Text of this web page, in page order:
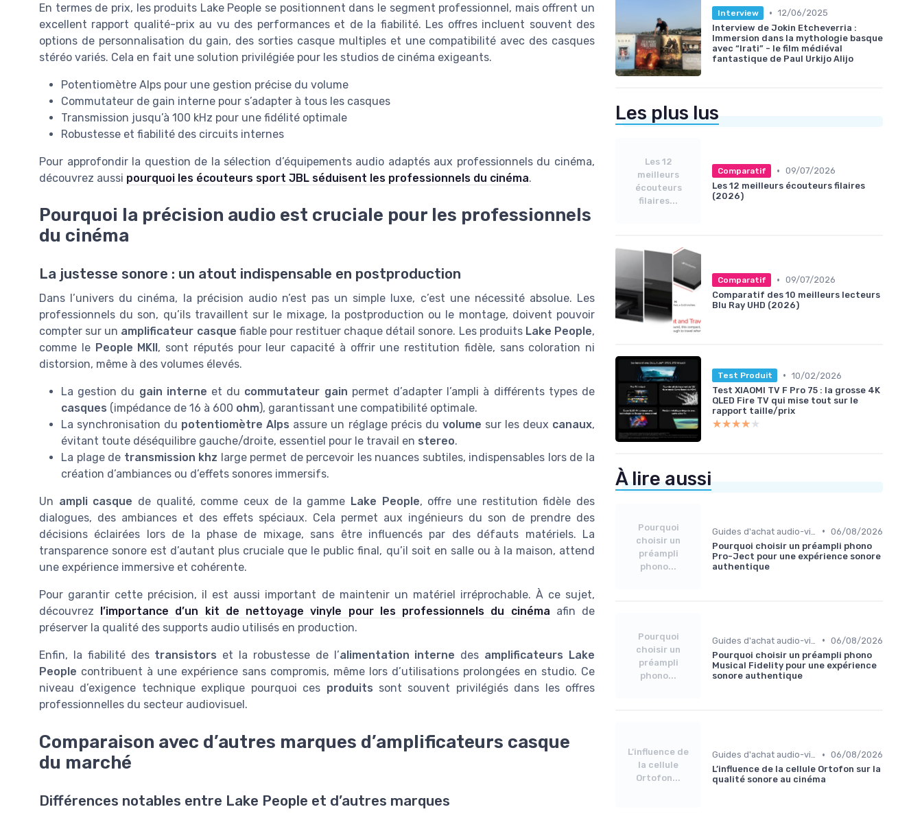
En termes de prix, les produits Lake People se positionnent dans le segment professionnel, mais offrent un
excellent rapport qualité-prix au vu des performances et de la fiabilité. Les offres incluent souvent des
options de personnalisation du gain, des sorties casque multiples et une compatibilité avec des casques
stéréo variés. Cela en fait une solution privilégiée pour les studios de cinéma exigeants.
Potentiomètre Alps pour une gestion précise du volume
Commutateur de gain interne pour s’adapter à tous les casques
Transmission jusqu’à 100 kHz pour une fidélité optimale
Robustesse et fiabilité des circuits internes
Pour approfondir la question de la sélection d’équipements audio adaptés aux professionnels du cinéma,
découvrez aussi pourquoi les écouteurs sport JBL séduisent les professionnels du cinéma.
Pourquoi la précision audio est cruciale pour les professionnels
du cinéma
La justesse sonore : un atout indispensable en postproduction
Dans l’univers du cinéma, la précision audio n’est pas un simple luxe, c’est une nécessité absolue. Les
professionnels du son, qu’ils travaillent sur le mixage, la postproduction ou le montage, doivent pouvoir
compter sur un amplificateur casque fiable pour restituer chaque détail sonore. Les produits Lake People,
comme le People MKII , sont réputés pour leur capacité à offrir une restitution fidèle, sans coloration ni
distorsion, même à des volumes élevés.
La gestion du gain interne et du commutateur gain permet d’adapter l’ampli à différents types de
casques (impédance de 16 à 600 ohm), garantissant une compatibilité optimale.
La synchronisation du potentiomètre Alps assure un réglage précis du volume sur les deux canaux,
évitant toute déséquilibre gauche/droite, essentiel pour le travail en stereo.
La plage de transmission khz large permet de percevoir les nuances subtiles, indispensables lors de la
création d’ambiances ou d’effets sonores immersifs.
Un ampli casque de qualité, comme ceux de la gamme Lake People, offre une restitution fidèle des
dialogues, des ambiances et des effets spéciaux. Cela permet aux ingénieurs du son de prendre des
décisions éclairées lors de la phase de mixage, sans être influencés par des défauts matériels. La
transparence sonore est d’autant plus cruciale que le public final, qu’il soit en salle ou à la maison, attend
une expérience immersive et cohérente.
Pour garantir cette précision, il est aussi important de maintenir un matériel irréprochable. À ce sujet,
découvrez
l’importance d’un kit de nettoyage vinyle pour les professionnels du cinéma afin de
préserver la qualité des supports audio utilisés en production.
Enfin, la fiabilité des transistors et la robustesse de l’alimentation interne des amplificateurs Lake
People contribuent à une expérience sans compromis, même lors d’utilisations prolongées en studio. Ce
niveau d’exigence technique explique pourquoi ces produits sont souvent privilégiés dans les offres
professionnelles du secteur audiovisuel.
Comparaison avec d’autres marques d’amplificateurs casque
du marché
Différences notables entre Lake People et d’autres marques
Interview • 12/06/2025
Interview de Jokin Etcheverria :
Immersion dans la mythologie basque
avec “Irati” - le film médiéval
fantastique de Paul Urkijo Alijo
Les plus lus
Les 12
meilleurs
écouteurs
filaires...
Comparatif • 09/07/2026
Les 12 meilleurs écouteurs filaires
(2026)
Comparatif • 09/07/2026
Comparatif des 10 meilleurs lecteurs
Blu Ray UHD (2026)
Test Produit • 10/02/2026
Test XIAOMI TV F Pro 75 : la grosse 4K
QLED Fire TV qui mise tout sur le
rapport taille/prix
★★★★★
★★★★★
À lire aussi
Pourquoi
choisir un
préampli
phono...
• 06/08/2026
Pourquoi choisir un préampli phono
Pro-Ject pour une expérience sonore
authentique
Pourquoi
choisir un
préampli
phono...
• 06/08/2026
Pourquoi choisir un préampli phono
Musical Fidelity pour une expérience
sonore authentique
L’influence de
la cellule
Ortofon...
Guides d'achat audio-vidéo • 06/08/2026
L’influence de la cellule Ortofon sur la
qualité sonore au cinéma